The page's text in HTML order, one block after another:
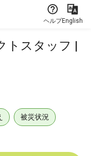
ヘルプEnglish
トスタッフ |
被災状況